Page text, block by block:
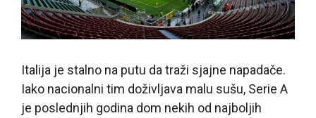
Italija je stalno na putu da traži sjajne napadače.
Iako nacionalni tim doživljava malu sušu, Serie A
je poslednjih godina dom nekih od najboljih